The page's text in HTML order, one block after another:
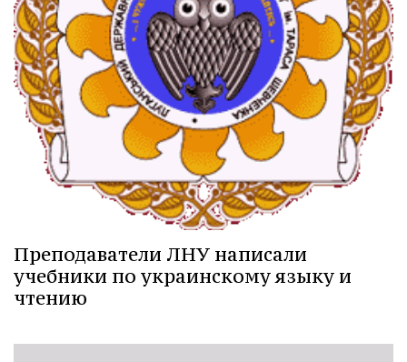
Преподаватели ЛНУ написали
учебники по украинскому языку и
чтению